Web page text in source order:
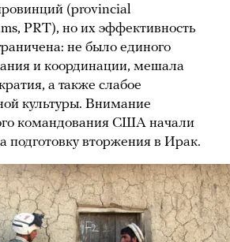
(provincial
PRT), но их эффективность
не было единого
и координации, мешала
а также слабое
культуры. Внимание
командования США начали
подготовку вторжения в Ирак.